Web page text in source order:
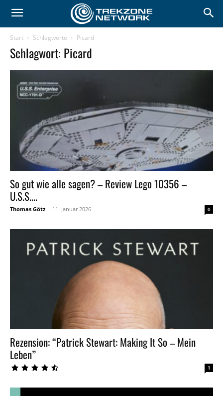
Start Schlagworte Picard
Schlagwort: Picard
So gut wie alle sagen? – Review Lego 10356 –
U.S.S....
Thomas Götz - 11. Januar 2026 0
Rezension: “Patrick Stewart: Making It So – Mein
Leben”
1